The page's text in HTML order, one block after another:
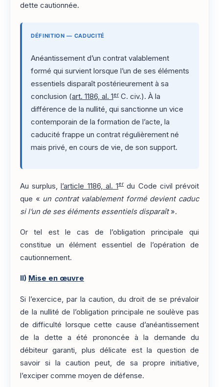
dette cautionnée.
DÉFINITION — CADUCITÉ
Anéantissement d’un contrat valablement
formé qui survient lorsque l’un de ses éléments
essentiels disparaît postérieurement à sa
conclusion (art. 1186, al. 1er C. civ.). À la
différence de la nullité, qui sanctionne un vice
contemporain de la formation de l’acte, la
caducité frappe un contrat régulièrement né
mais privé, en cours de vie, de son support.
Au surplus,l’article 1186, al. 1erdu Code civil prévoit
que « un contrat valablement formé devient caduc
si l’un de ses éléments essentiels disparaît».
Or tel est le cas de l’obligation principale qui
constitue un élément essentiel de l’opération de
cautionnement.
II) Mise en œuvre
Si l’exercice, par la caution, du droit de se prévaloir
de la nullité de l’obligation principale ne soulève pas
de difficulté lorsque cette cause d’anéantissement
de la dette a été prononcée à la demande du
débiteur garanti, plus délicate est la question de
savoir si la caution peut, de sa propre initiative,
l’exciper comme moyen de défense.